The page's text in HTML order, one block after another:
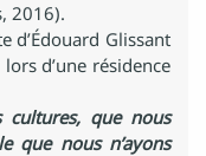
2016).
d’Édouard Glissant
d’une résidence
cultures, que nous
que nous n’ayons